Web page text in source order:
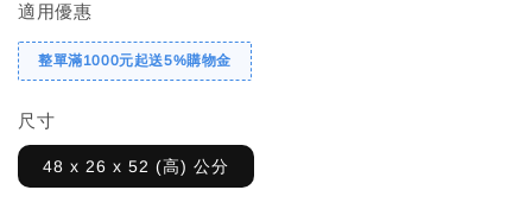
適用優惠
整單滿1000元起送5%購物金
尺寸
48 x 26 x 52 (高) 公分